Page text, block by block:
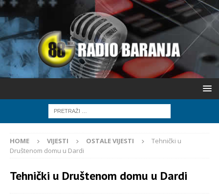
HOME VIJESTI OSTALE VIJESTI
Tehnički u
Društenom domu u Dardi
Tehnički u Društenom domu u Dardi